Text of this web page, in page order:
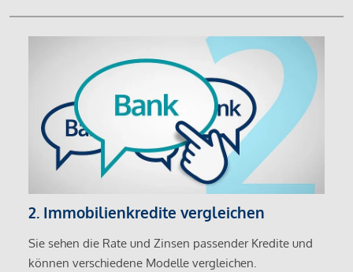
2. Immobilienkredite vergleichen
Sie sehen die Rate und Zinsen passender Kredite und
können verschiedene Modelle vergleichen.